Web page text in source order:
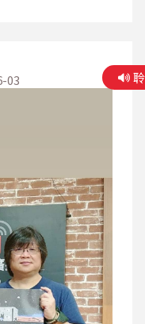
音，甚至到無以名
不變的是，他對
對人的熱忱。
麼樣的心情唱什麼
時間證明，是吧?!
自己有點年紀
看待【有歲】? 有
要戴老花眼鏡，再
天怎麼睡也補不回
人說30而立、40
個階段的確會有一
03